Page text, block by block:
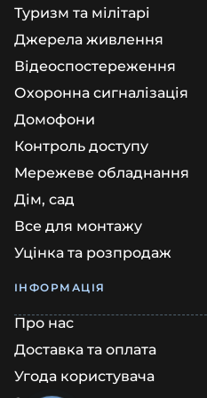
Туризм та мілітарі
Джерела живлення
Відеоспостереження
Охоронна сигналізація
Домофони
Контроль доступу
Мережеве обладнання
Дім, сад
Все для монтажу
Уцінка та розпродаж
ІНФОРМАЦІЯ
Про нас
Доставка та оплата
Угода користувача